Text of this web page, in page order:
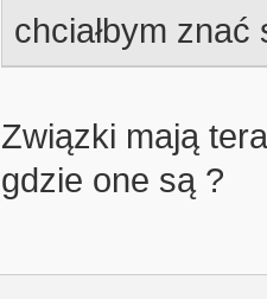
chciałbym
Związki mają
gdzie one są ?